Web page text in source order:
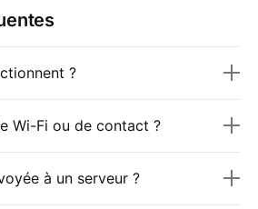
?
Wi-Fi ou de contact ?
à un serveur ?